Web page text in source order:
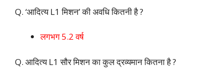
Q. ‘आदित्य L1 मिशन’ की अवधि कितनी है ?
लगभग 5.2 वर्ष
Q. आदित्य L1 सौर मिशन का कुल द्रव्यमान कितना है ?